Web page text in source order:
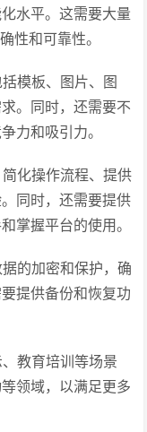
水平。这需要大量
性和可靠性。
模板、图片、图
。同时，还需要不
力和吸引力。
化操作流程、提供
同时，还需要提供
掌握平台的使用。
的加密和保护，确
提供备份和恢复功
教育培训等场景
领域，以满足更多